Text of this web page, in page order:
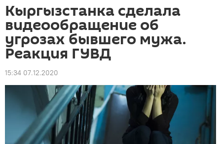
Кыргызстанка сделала
видеообращение об
угрозах бывшего мужа.
Реакция ГУВД
15:34 07.12.2020